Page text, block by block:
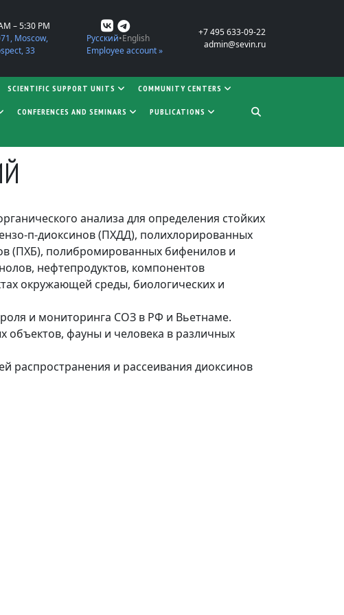
– 5:30 PM
Moscow,
33
Русский English
Employee account »
+7 495 633-09-22
admin@sevin.ru
SCIENTIFIC SUPPORT UNITS COMMUNITY CENTERS
CONFERENCES AND SEMINARS PUBLICATIONS
анализа для определения стойких
п-диоксинов (ПХДД), полихлорированных
(ПХБ), полибромированных бифенилов и
нефтепродуктов, компонентов
окружающей среды, биологических и
и мониторинга СОЗ в РФ и Вьетнаме.
объектов, фауны и человека в различных
распространения и рассеивания диоксинов